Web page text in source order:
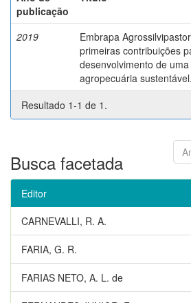
publicação
2019
Embrapa
primeiras contribuições
desenvolvimento de uma
agropecuária sustentável.
Resultado 1-1 de 1.
Busca facetada
Editor
CARNEVALLI, R. A.
FARIA, G. R.
FARIAS NETO, A. L. de